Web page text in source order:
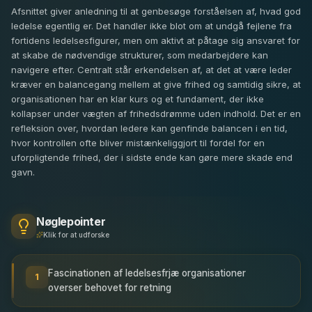
Afsnittet giver anledning til at genbesøge forståelsen af, hvad god
ledelse egentlig er. Det handler ikke blot om at undgå fejlene fra
fortidens ledelsesfigurer, men om aktivt at påtage sig ansvaret for
at skabe de nødvendige strukturer, som medarbejdere kan
navigere efter. Centralt står erkendelsen af, at det at være leder
kræver en balancegang mellem at give frihed og samtidig sikre, at
organisationen har en klar kurs og et fundament, der ikke
kollapser under vægten af frihedsdrømme uden indhold. Det er en
refleksion over, hvordan ledere kan genfinde balancen i en tid,
hvor kontrollen ofte bliver mistænkeliggjort til fordel for en
uforpligtende frihed, der i sidste ende kan gøre mere skade end
gavn.
Nøglepointer
Klik for at udforske
1
Fascinationen af ledelsesfrjæ organisationer
overser behovet for retning